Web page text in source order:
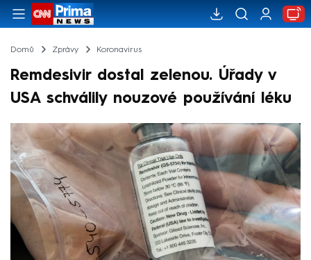
Domů Zprávy Koronavirus
Remdesivir dostal zelenou. Úřady v
USA schválily nouzové používání léku